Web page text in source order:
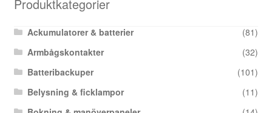
Produktkategorier
Ackumulatorer & batterier
(81)
Armbågskontakter
(32)
Batteribackuper
(101)
Belysning & ficklampor
(11)